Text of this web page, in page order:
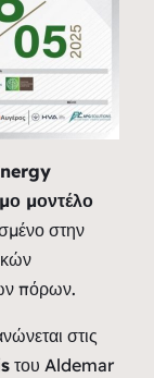
μοντέλο
στην
πόρων.
στις
του Aldemar